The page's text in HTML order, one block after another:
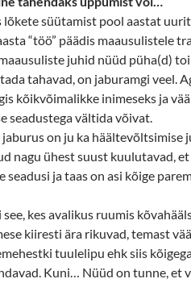
lõkete süütamist pool aastat
“töö” päädis maausulistele
juhid nüüd püha(d)
tahavad, on jaburamgi veel.
kõikvõimalikke inimeseks ja
seadustega vältida võivat.
jaburus on ju ka häältevõltsimise
nagu ühest suust kuulutavad, et
seadusi ja taas on asi kõige
kes avalikus ruumis
kiiresti ära rikuvad, temast
tuulelipu ehk siis
Kuni… Nüüd on tunne, et